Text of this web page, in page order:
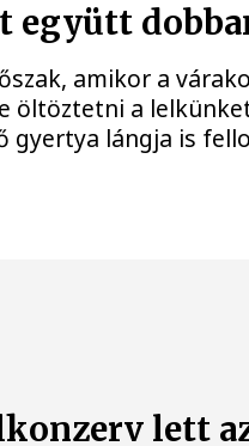
együtt
amikor a
öltöztetni a
gyertya lángja is
lett